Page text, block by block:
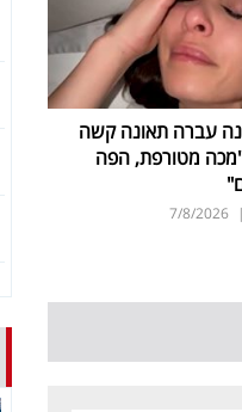
עברה תאונה קשה
מטורפת, הפה
|
7/8/2026